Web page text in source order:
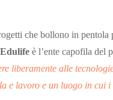
che bollono in
è l’ente capofila del
liberamente alle
e lavoro e un luogo in